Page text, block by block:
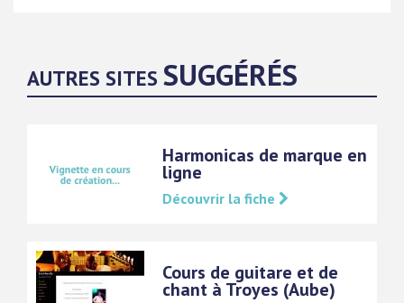
AUTRES SITES SUGGÉRÉS
Harmonicas de marque en
ligne
Découvrir la fiche
Cours de guitare et de
chant à Troyes (Aube)